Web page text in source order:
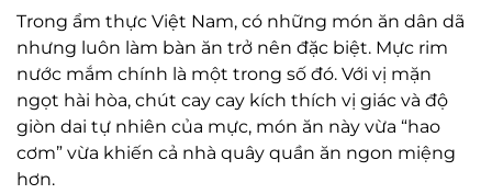
Trong ẩm thực Việt Nam, có những món ăn dân dã
nhưng luôn làm bàn ăn trở nên đặc biệt. Mực rim
nước mắm chính là một trong số đó. Với vị mặn
ngọt hài hòa, chút cay cay kích thích vị giác và độ
giòn dai tự nhiên của mực, món ăn này vừa “hao
cơm” vừa khiến cả nhà quây quần ăn ngon miệng
hơn.